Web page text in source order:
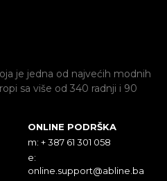
je jedna od najvećih modnih
sa više od 340 radnji i 90
ONLINE PODRŠKA
m: + 387 61 301 058
e:
online.support@abline.ba